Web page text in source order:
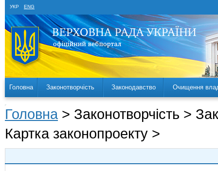
УКР ENG
Головна Законотворчість Законодавство Очищення
Головна > Законотворчість >
Картка законопроекту >